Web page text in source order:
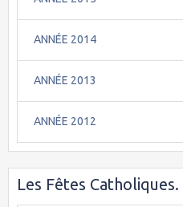
ANNÉE 2014
ANNÉE 2013
ANNÉE 2012
Les Fêtes Catholiques.